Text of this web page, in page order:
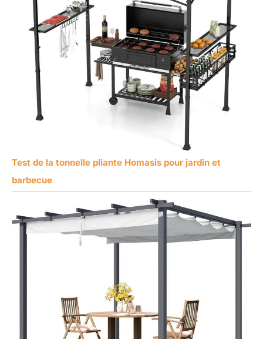
Test de la tonnelle pliante Homasis pour jardin et
barbecue